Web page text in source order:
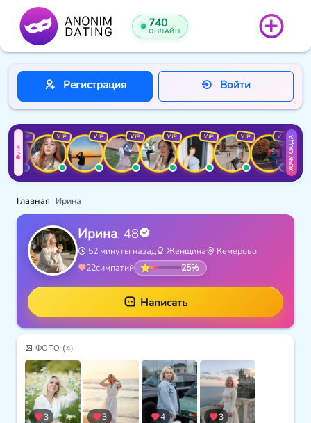
740
ОНЛАЙН
Регистрация Войти
VIP
VIP VIP VIP VIP VIP VIP VIP VIP ХОЧУ СЮДА
Главная Ирина
Ирина, 48
52 минуты назад Женщина
Кемерово
22симпатий 25%
Написать
ФОТО (4)
3 3 4 3